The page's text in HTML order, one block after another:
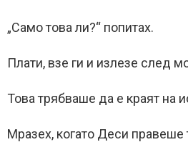
„Само това ли?“ попитах.
Плати, взе ги и излезе след
Това трябваше да е краят на
Мразех, когато Деси правеше